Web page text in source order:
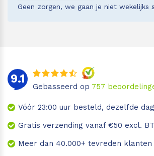
Geen zorgen, we gaan je niet wekelijks
9.1
Gebasseerd op 757
Vóór 23:00 uur besteld, dezelfde
Gratis verzending vanaf €50 excl.
Meer dan 40.000+ tevreden klanten